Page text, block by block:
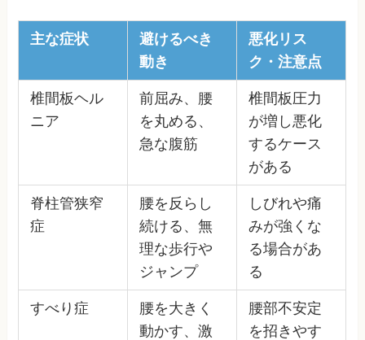
主な症状
避けるべき
動き
悪化リス
ク・注意点
椎間板ヘル
ニア
前屈み、腰
を丸める、
急な腹筋
椎間板圧力
が増し悪化
するケース
がある
脊柱管狭窄
症
腰を反らし
続ける、無
理な歩行や
ジャンプ
しびれや痛
みが強くな
る場合があ
る
すべり症
腰を大きく
動かす、激
腰部不安定
を招きやす